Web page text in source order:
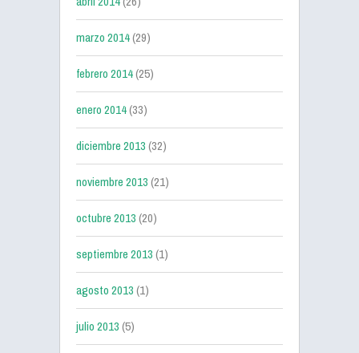
marzo 2014(29)
febrero 2014(25)
enero 2014(33)
diciembre 2013(32)
noviembre 2013(21)
octubre 2013(20)
septiembre 2013(1)
agosto 2013(1)
julio 2013(5)